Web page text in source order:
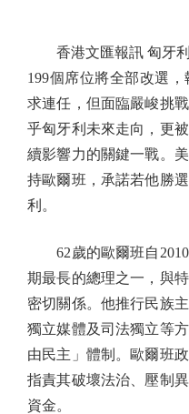
香港文匯報訊 匈牙利
199個席位將全部改選
求連任，但面臨嚴峻挑
乎匈牙利未來走向，更
續影響力的關鍵一戰。
持歐爾班，承諾若他勝
利。
62歲的歐爾班自2010
期最長的總理之一，與
密切關係。他推行民族
獨立媒體及司法獨立等
由民主」體制。歐爾班
指責其破壞法治、壓制
資金。